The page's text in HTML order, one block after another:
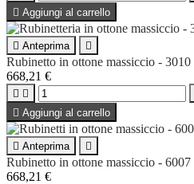
 Aggiungi al carrello
 Anteprima 
Rubinetto in ottone massiccio -
668,21 €
 
 Aggiungi al carrello
 Anteprima 
Rubinetto in ottone massiccio -
668,21 €